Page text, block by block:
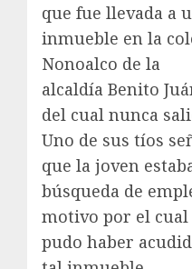
que fue llevada a
inmueble en la
Nonoalco de la
alcaldía Benito
del cual nunca
Uno de sus tíos
que la joven
búsqueda de
motivo por el cual
pudo haber